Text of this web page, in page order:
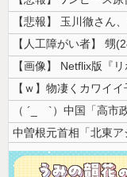
【ｗ】物凄くカワイ
中曽根元首相「北東